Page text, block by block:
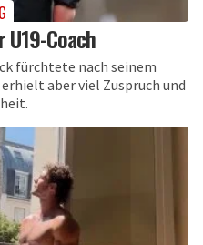
Coach
fürchtete nach seinem
aber viel Zuspruch und